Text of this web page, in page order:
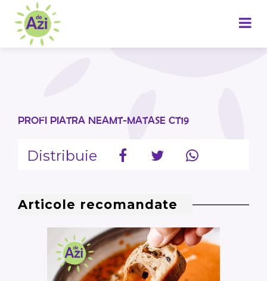
PROFI PIATRA NEAMT-MATASE CT19
Distribuie
Articole recomandate